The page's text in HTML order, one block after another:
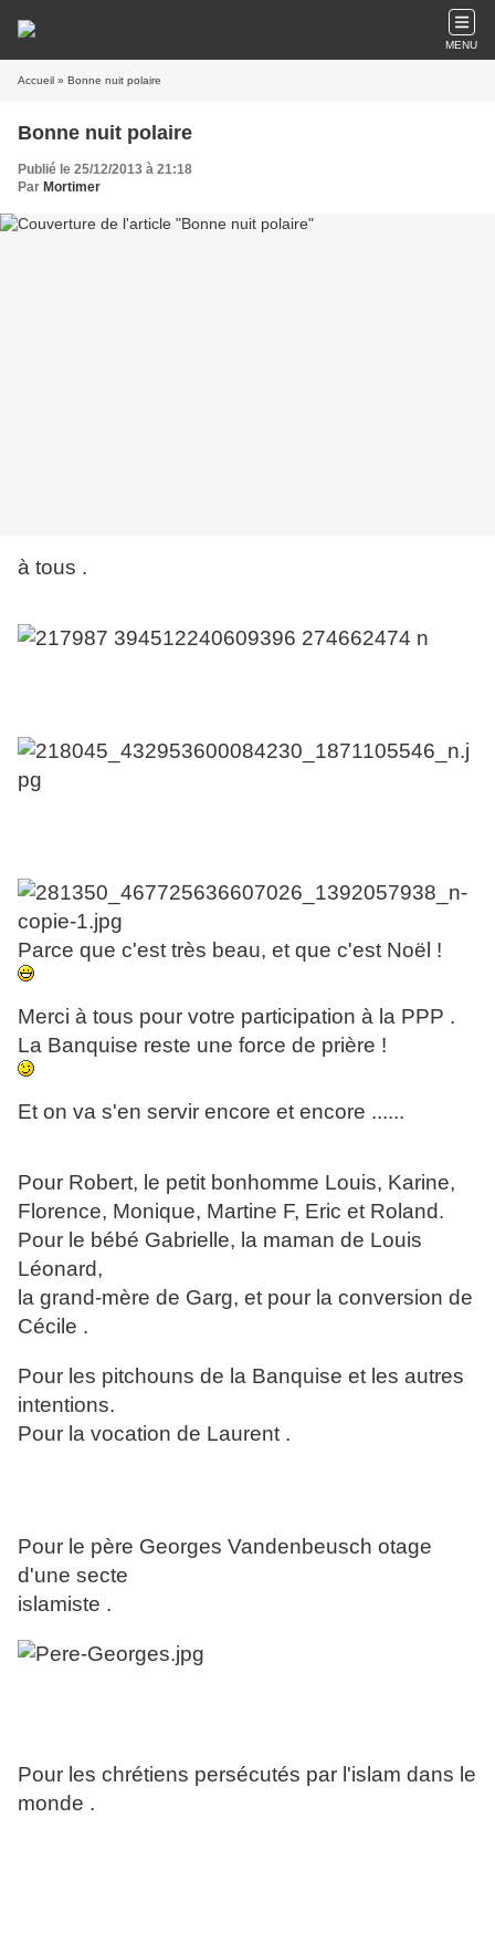
MENU
Accueil » Bonne nuit polaire
Bonne nuit polaire
Publié le 25/12/2013 à 21:18
Par Mortimer
à tous .
Parce que c'est très beau, et que c'est Noël !
Merci à tous pour votre participation à la PPP .
La Banquise reste une force de prière !
Et on va s'en servir encore et encore ......
Pour Robert, le petit bonhomme Louis, Karine,
Florence, Monique, Martine F, Eric et Roland.
Pour le bébé Gabrielle, la maman de Louis
Léonard,
la grand-mère de Garg, et pour la conversion de
Cécile .
Pour les pitchouns de la Banquise et les autres
intentions.
Pour la vocation de Laurent .
Pour le père Georges Vandenbeusch otage
d'une secte
islamiste .
Pour les chrétiens persécutés par l'islam dans le
monde .